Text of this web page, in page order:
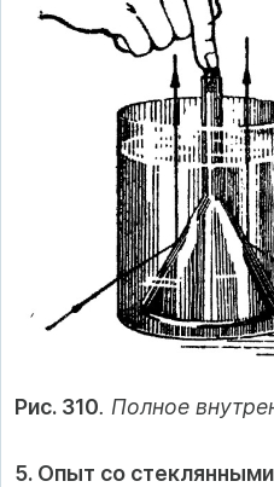
Рис. 310. Полное
5. Опыт со